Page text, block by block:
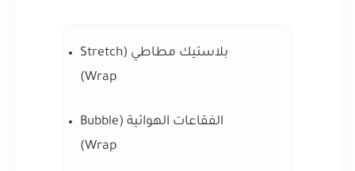
بلاستيك مطاطي (Stretch
Wrap)
الفقاعات الهوائية (Bubble
Wrap)